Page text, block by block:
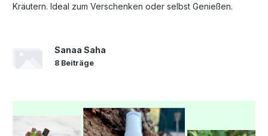
Kräutern. Ideal zum Verschenken oder selbst Genießen.
Sanaa Saha
8 Beiträge